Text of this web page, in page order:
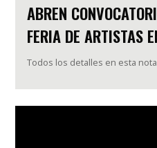
ABREN
FERIA DE ARTISTAS
Todos los detalles en esta